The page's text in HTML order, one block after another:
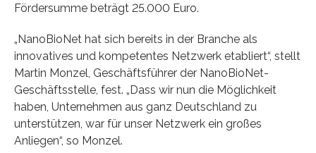
Fördersumme beträgt 25.000 Euro.
„NanoBioNet hat sich bereits in der Branche als
innovatives und kompetentes Netzwerk etabliert“, stellt
Martin Monzel, Geschäftsführer der NanoBioNet-
Geschäftsstelle, fest. „Dass wir nun die Möglichkeit
haben, Unternehmen aus ganz Deutschland zu
unterstützen, war für unser Netzwerk ein großes
Anliegen“, so Monzel.